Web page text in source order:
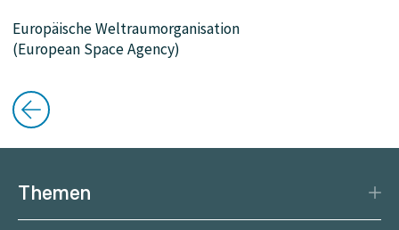
Europäische Weltraumorganisation
(European Space Agency)
Themen